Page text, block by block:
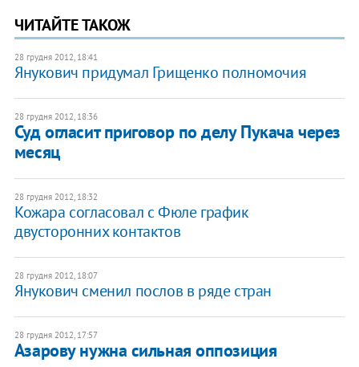
ЧИТАЙТЕ ТАКОЖ
28 грудня 2012, 18:41
Янукович придумал Грищенко полномочия
28 грудня 2012, 18:36
Суд огласит приговор по делу Пукача через
месяц
28 грудня 2012, 18:32
Кожара согласовал с Фюле график
двусторонних контактов
28 грудня 2012, 18:07
Янукович сменил послов в ряде стран
28 грудня 2012, 17:57
Азарову нужна сильная оппозиция